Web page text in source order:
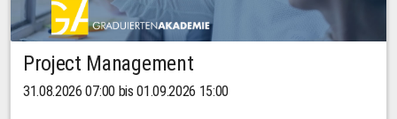
Project Management
31.08.2026 07:00 bis 01.09.2026 15:00